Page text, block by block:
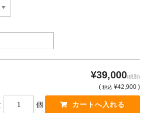
¥39,000(税別)
( 税込 ¥42,900 )
個